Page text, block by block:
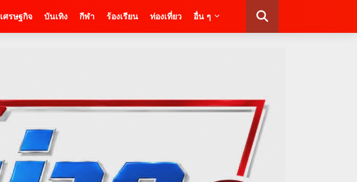
เศรษฐกิจ บันเทิง กีฬา ร้องเรียน ท่องเที่ยว อื่น ๆ